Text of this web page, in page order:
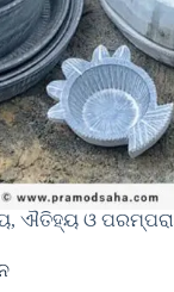
ଐତିହ୍ୟ ଓ ପରମ୍ପରା